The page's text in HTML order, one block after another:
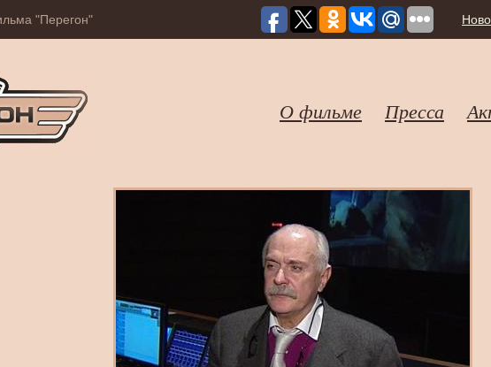
"Перегон"
О фильме Пресса